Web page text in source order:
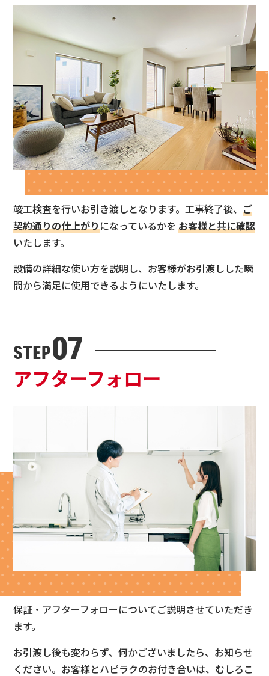
竣工検査を行いお引き渡しとなります。工事終了後、 ご
契約通りの仕上がりになっているかを お客様と共に確認
いたします。
設備の詳細な使い方を説明し、お客様がお引渡しした瞬
間から満足に使用できるようにいたします。
STEP07
アフターフォロー
保証・アフターフォローについてご説明させていただき
ます。
お引渡し後も変わらず、何かございましたら、お知らせ
ください。お客様とハピラクのお付き合いは、むしろこ